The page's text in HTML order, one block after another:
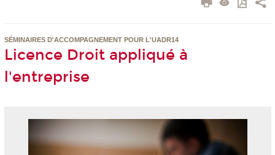
SÉMINAIRES D'ACCOMPAGNEMENT POUR L'UADR14
Licence Droit appliqué à
l'entreprise